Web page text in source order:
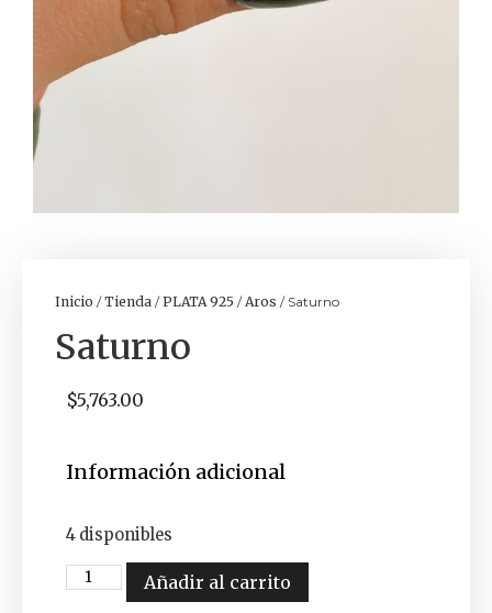
Inicio /Tienda /PLATA 925 /Aros / Saturno
Saturno
$5,763.00
Información adicional
4 disponibles
Añadir al carrito